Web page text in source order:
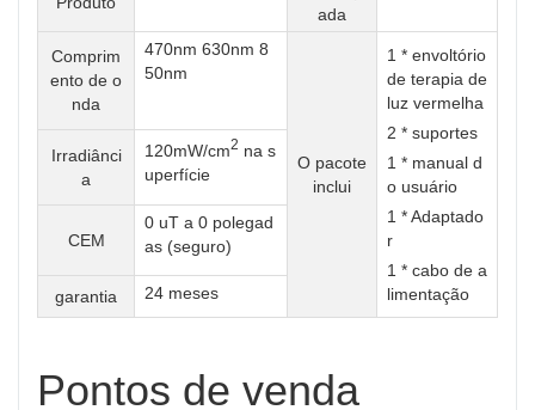
ada
Comprim
ento de o
nda
470nm 630nm 8
50nm
O pacote
inclui
1 * envoltório
de terapia de
luz vermelha
2 * suportes
1 * manual d
o usuário
1 * Adaptado
r
1 * cabo de a
limentação
Irradiânci
a
120mW/cm2 na s
uperfície
CEM
0 uT a 0 polegad
as (seguro)
garantia 24 meses
Pontos de venda